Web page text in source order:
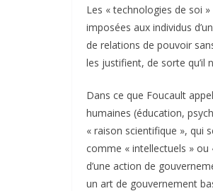
Les « technologies de soi
imposées aux individus
de relations de pouvoir
les justifient, de sorte qu’il
Dans ce que Foucault
humaines (éducation,
« raison scientifique », qui
comme « intellectuels »
d’une action de
un art de gouvernement